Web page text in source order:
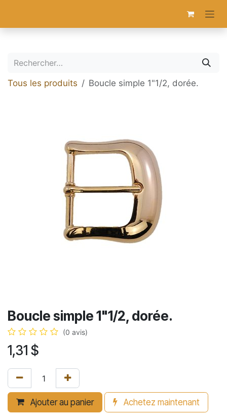
Tous les produits Boucle simple 1"1/2, dorée.
Boucle simple 1"1/2, dorée.
(0 avis)
1,31 $
Ajouter au panier Achetez maintenant